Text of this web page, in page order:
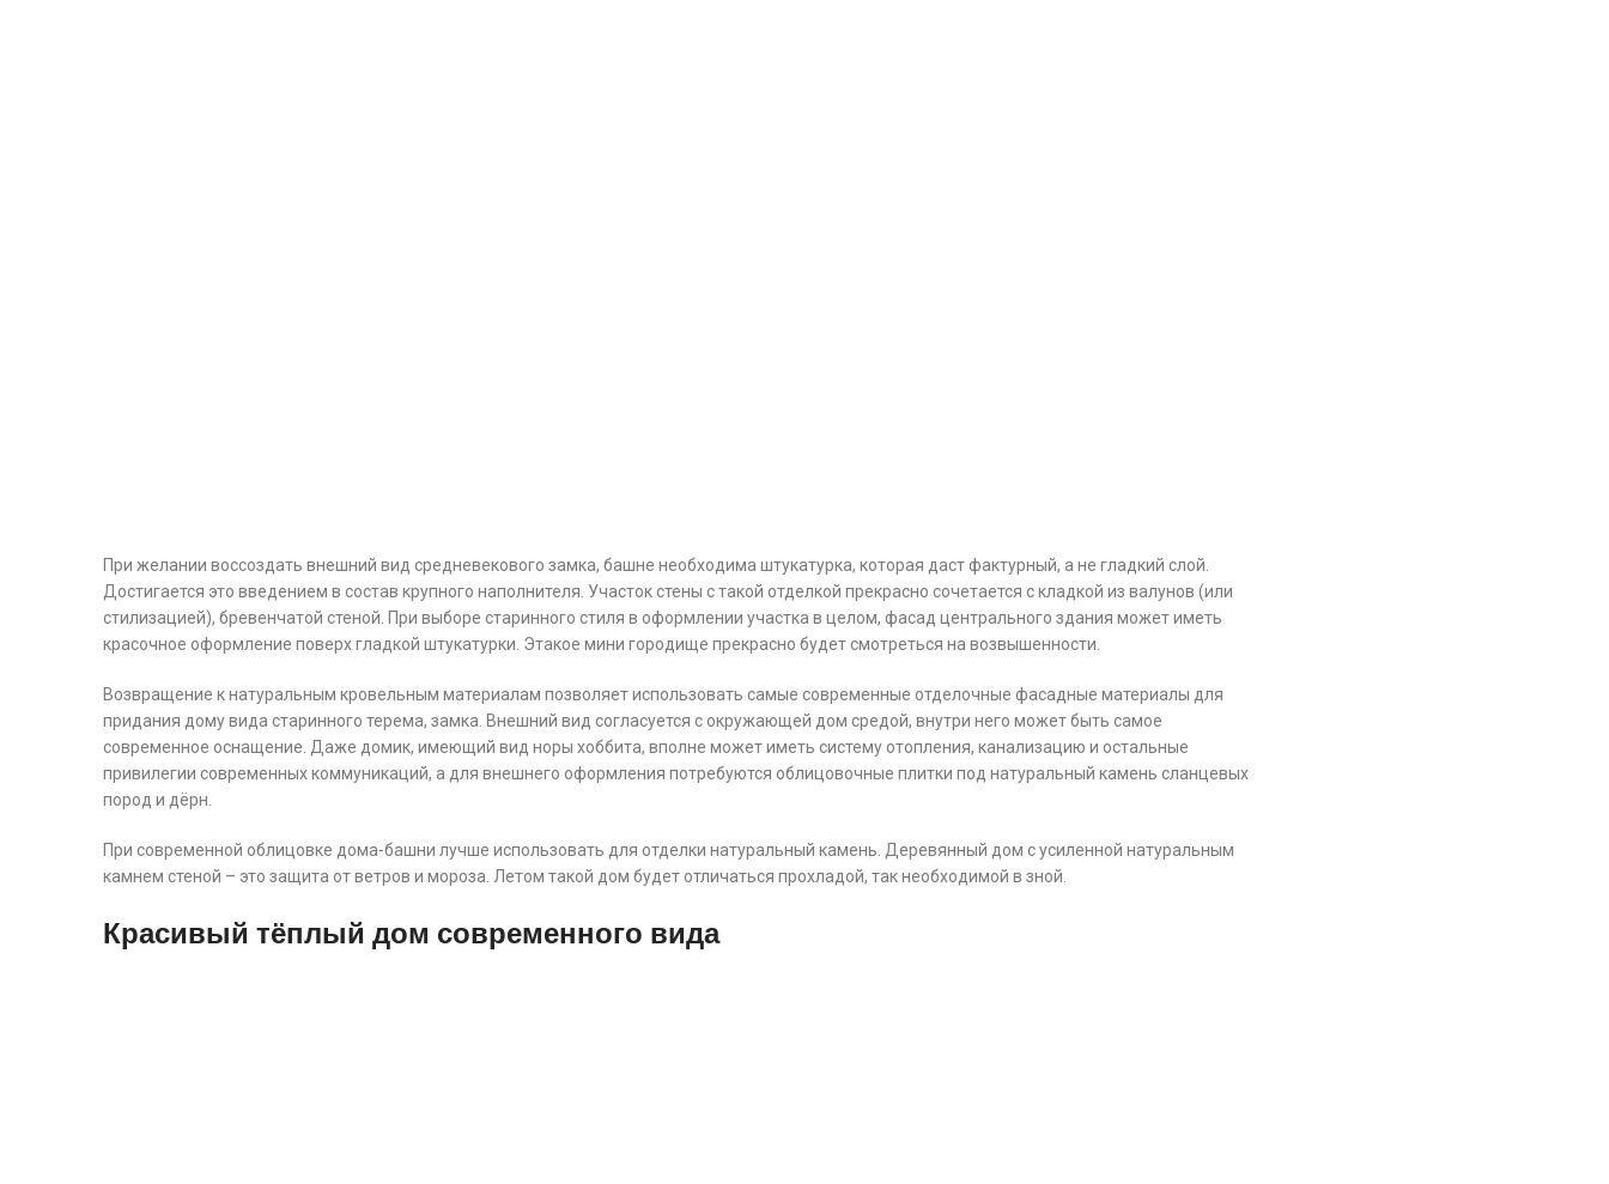
При желании воссоздать внешний вид средневекового замка, башне необходима штукатурка, которая даст фактурный, а не гладкий слой.
Достигается это введением в состав крупного наполнителя. Участок стены с такой отделкой прекрасно сочетается с кладкой из валунов (или
стилизацией), бревенчатой стеной. При выборе старинного стиля в оформлении участка в целом, фасад центрального здания может иметь
красочное оформление поверх гладкой штукатурки. Этакое мини городище прекрасно будет смотреться на возвышенности.
Возвращение к натуральным кровельным материалам позволяет использовать самые современные отделочные фасадные материалы для
придания дому вида старинного терема, замка. Внешний вид согласуется с окружающей дом средой, внутри него может быть самое
современное оснащение. Даже домик, имеющий вид норы хоббита, вполне может иметь систему отопления, канализацию и остальные
привилегии современных коммуникаций, а для внешнего оформления потребуются облицовочные плитки под натуральный камень сланцевых
пород и дёрн.
При современной облицовке дома-башни лучше использовать для отделки натуральный камень. Деревянный дом с усиленной натуральным
камнем стеной – это защита от ветров и мороза. Летом такой дом будет отличаться прохладой, так необходимой в зной.
Красивый тёплый дом современного вида